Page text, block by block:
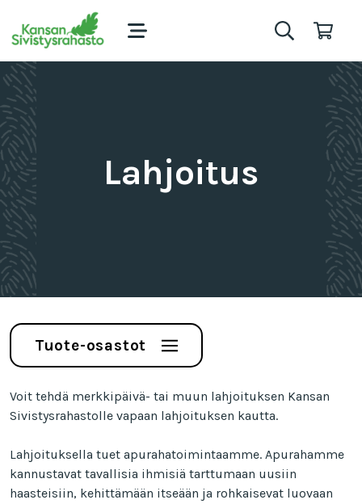
Lahjoitus
Tuote-osastot
Voit tehdä merkkipäivä- tai muun lahjoituksen Kansan
Sivistysrahastolle vapaan lahjoituksen kautta.
Lahjoituksella tuet apurahatoimintaamme. Apurahamme
kannustavat tavallisia ihmisiä tarttumaan uusiin
haasteisiin, kehittämään itseään ja rohkaisevat luovaan